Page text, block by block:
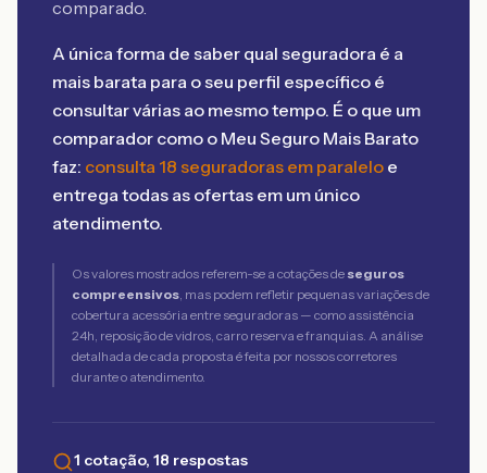
comparado.
A única forma de saber qual seguradora é a
mais barata para o seu perfil específico é
consultar várias ao mesmo tempo. É o que um
comparador como o Meu Seguro Mais Barato
faz: consulta 18 seguradoras em paralelo e
entrega todas as ofertas em um único
atendimento.
Os valores mostrados referem-se a cotações de seguros
compreensivos, mas podem refletir pequenas variações de
cobertura acessória entre seguradoras — como assistência
24h, reposição de vidros, carro reserva e franquias. A análise
detalhada de cada proposta é feita por nossos corretores
durante o atendimento.
1 cotação, 18 respostas